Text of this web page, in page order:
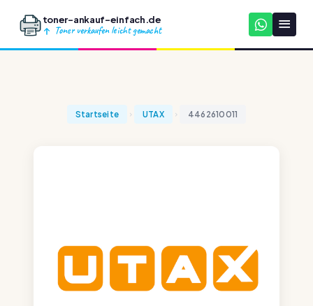
toner-ankauf-einfach.de
Toner verkaufen leicht gemacht
Startseite UTAX 4462610011